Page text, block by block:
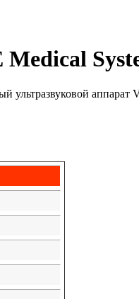
Medical
ультразвуковой